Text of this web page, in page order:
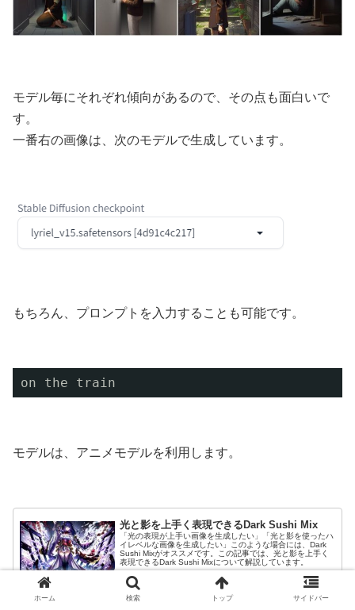
モデル毎にそれぞれ傾向があるので、その点も面白いで
す。
一番右の画像は、次のモデルで生成しています。
もちろん、プロンプトを入力することも可能です。
on the train
モデルは、アニメモデルを利用します。
光と影を上手く表現できるDark Sushi Mix
「光の表現が上手い画像を生成したい」「光と影を使ったハ
イレベルな画像を生成したい」このような場合には、Dark
Sushi Mixがオススメです。この記事では、光と影を上手く
表現できるDark Sushi Mixについて解説しています。
self-development.info 2023.05.19
ホーム 検索 トップ サイドバー